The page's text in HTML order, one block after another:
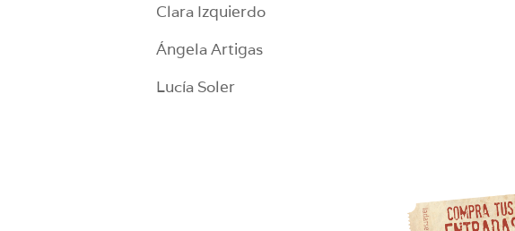
Clara Izquierdo
Ángela Artigas
Lucía Soler